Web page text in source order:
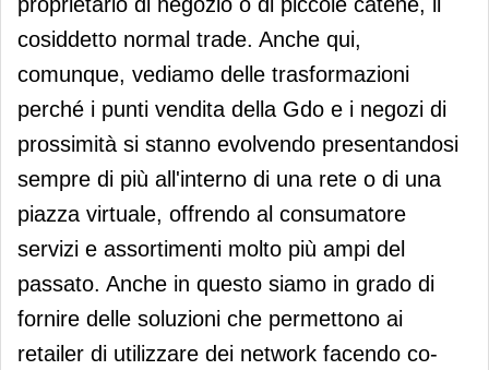
cosiddetto normal trade. Anche qui,
comunque, vediamo delle trasformazioni
perché i punti vendita della Gdo e i negozi di
prossimità si stanno evolvendo presentandosi
sempre di più all'interno di una rete o di una
piazza virtuale, offrendo al consumatore
servizi e assortimenti molto più ampi del
passato. Anche in questo siamo in grado di
fornire delle soluzioni che permettono ai
retailer di utilizzare dei network facendo co-